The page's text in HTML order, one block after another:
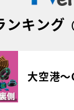
ンキング
大空港